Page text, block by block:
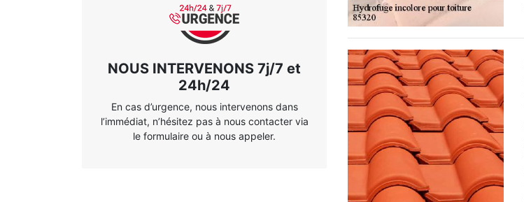
NOUS INTERVENONS 7j/7 et
24h/24
En cas d’urgence, nous intervenons dans
l’immédiat, n’hésitez pas à nous contacter via
le formulaire ou à nous appeler.